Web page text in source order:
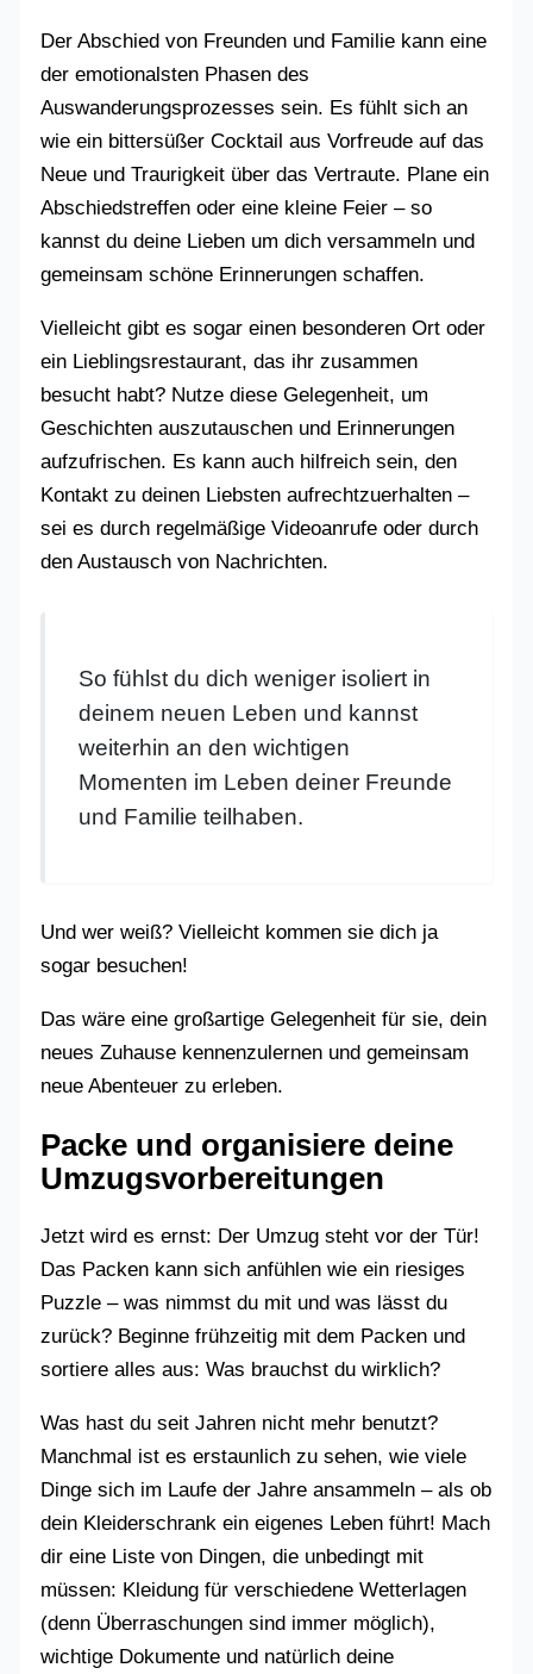
Der Abschied von Freunden und Familie kann eine
der emotionalsten Phasen des
Auswanderungsprozesses sein. Es fühlt sich an
wie ein bittersüßer Cocktail aus Vorfreude auf das
Neue und Traurigkeit über das Vertraute. Plane ein
Abschiedstreffen oder eine kleine Feier – so
kannst du deine Lieben um dich versammeln und
gemeinsam schöne Erinnerungen schaffen.
Vielleicht gibt es sogar einen besonderen Ort oder
ein Lieblingsrestaurant, das ihr zusammen
besucht habt? Nutze diese Gelegenheit, um
Geschichten auszutauschen und Erinnerungen
aufzufrischen. Es kann auch hilfreich sein, den
Kontakt zu deinen Liebsten aufrechtzuerhalten –
sei es durch regelmäßige Videoanrufe oder durch
den Austausch von Nachrichten.
So fühlst du dich weniger isoliert in
deinem neuen Leben und kannst
weiterhin an den wichtigen
Momenten im Leben deiner Freunde
und Familie teilhaben.
Und wer weiß? Vielleicht kommen sie dich ja
sogar besuchen!
Das wäre eine großartige Gelegenheit für sie, dein
neues Zuhause kennenzulernen und gemeinsam
neue Abenteuer zu erleben.
Packe und organisiere deine
Umzugsvorbereitungen
Jetzt wird es ernst: Der Umzug steht vor der Tür!
Das Packen kann sich anfühlen wie ein riesiges
Puzzle – was nimmst du mit und was lässt du
zurück? Beginne frühzeitig mit dem Packen und
sortiere alles aus: Was brauchst du wirklich?
Was hast du seit Jahren nicht mehr benutzt?
Manchmal ist es erstaunlich zu sehen, wie viele
Dinge sich im Laufe der Jahre ansammeln – als ob
dein Kleiderschrank ein eigenes Leben führt! Mach
dir eine Liste von Dingen, die unbedingt mit
müssen: Kleidung für verschiedene Wetterlagen
(denn Überraschungen sind immer möglich),
wichtige Dokumente und natürlich deine